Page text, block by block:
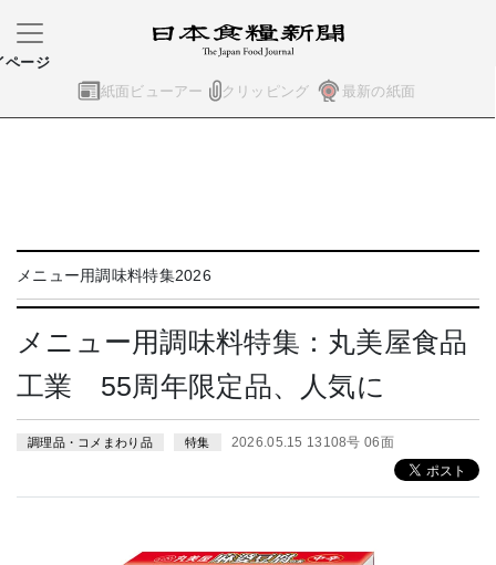
紙面ビューアー クリッピング 最新の紙面
ページ
メニュー用調味料特集2026
メニュー用調味料特集：丸美屋食品
工業 55周年限定品、人気に
調理品・コメまわり品 特集 2026.05.15 13108号 06面